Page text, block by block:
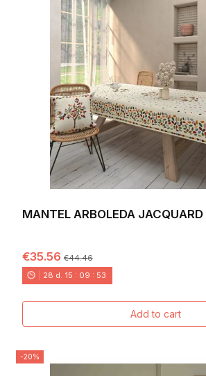
MANTEL ARBOLEDA JACQUARD
€35.56€44.46
28 d. 15 : 09 : 52
Add to cart
-20%